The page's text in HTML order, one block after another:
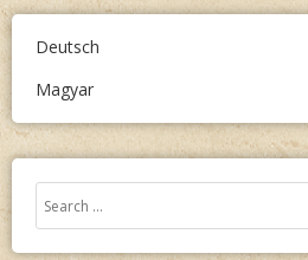
Deutsch
Magyar
Search
for: